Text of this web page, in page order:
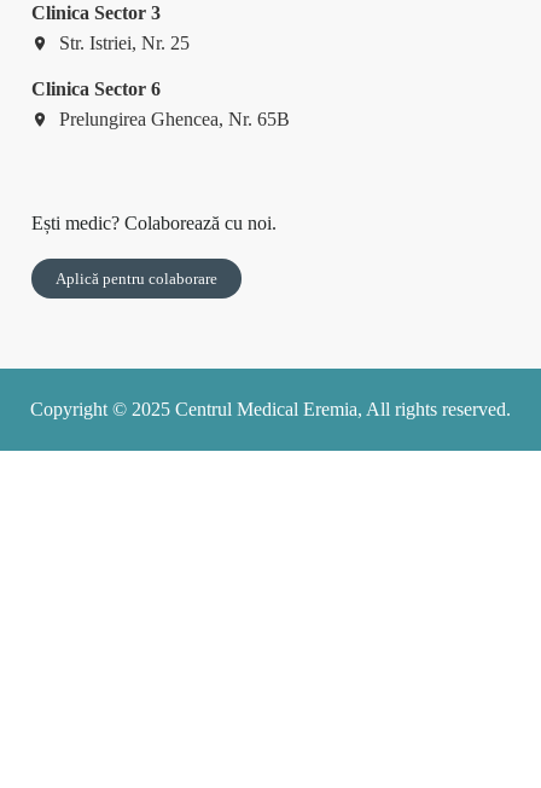
Clinica Sector 3
Str. Istriei, Nr. 25
Clinica Sector 6
Prelungirea Ghencea, Nr. 65B
Ești medic? Colaborează cu noi.
Aplică pentru colaborare
Copyright © 2025 Centrul Medical Eremia, All rights reserved.